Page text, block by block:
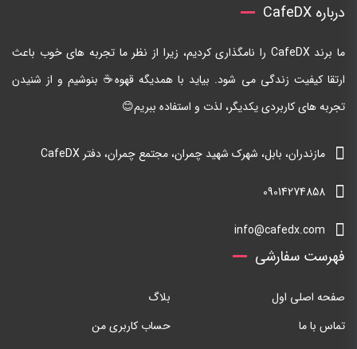
درباره CafeDX
ما برند CafeDX را نامگذاری کردیم، زیرا از نظر ما تجربه های خوب باعث
ارتقا کیفیت زندگی می شود. بیاید با همدیگه قهوه☕ بنوشیم و از شنیدن
تجربه های کاربردی یکدیگر، لذت و استفاده ببریم😊
مازندران، بابل، شهرک شهید چمران، مجتمع چمران، دفتر CafeDX
09014274858
info@cafedx.com
فهرست سفارشی
صفحه اصلی اول
بلاگ
تماس با ما
حساب کاربری من